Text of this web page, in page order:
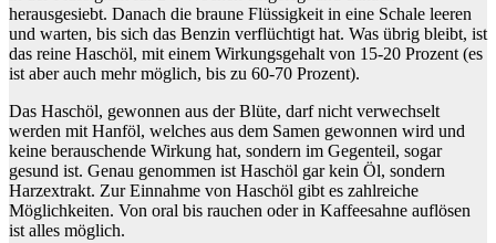
herausgesiebt. Danach die braune Flüssigkeit in eine Schale leeren
und warten, bis sich das Benzin verflüchtigt hat. Was übrig bleibt, ist
das reine Haschöl, mit einem Wirkungsgehalt von 15-20 Prozent (es
ist aber auch mehr möglich, bis zu 60-70 Prozent).
Das Haschöl, gewonnen aus der Blüte, darf nicht verwechselt
werden mit Hanföl, welches aus dem Samen gewonnen wird und
keine berauschende Wirkung hat, sondern im Gegenteil, sogar
gesund ist. Genau genommen ist Haschöl gar kein Öl, sondern
Harzextrakt. Zur Einnahme von Haschöl gibt es zahlreiche
Möglichkeiten. Von oral bis rauchen oder in Kaffeesahne auflösen
ist alles möglich.